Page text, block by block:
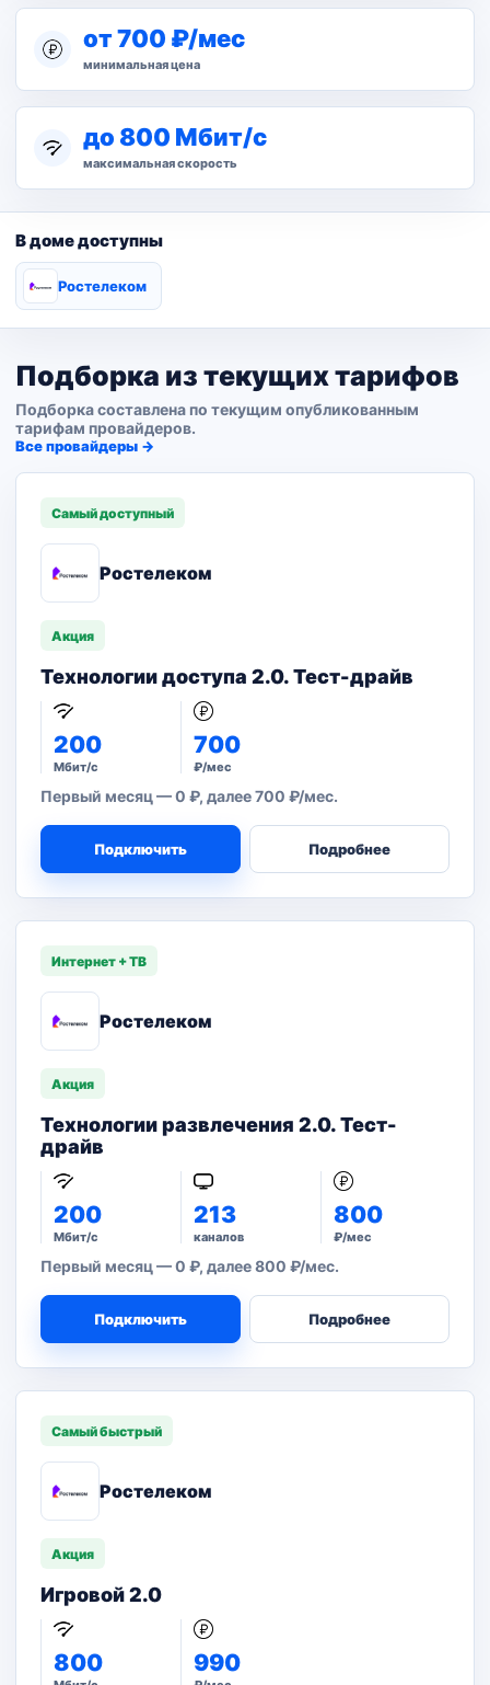
от 700 ₽/мес
минимальная цена
до 800 Мбит/с
максимальная скорость
В доме доступны
Ростелеком
Подборка из текущих тарифов
Подборка составлена по текущим опубликованным
тарифам провайдеров.
Все провайдеры →
Самый доступный
Ростелеком
Акция
Технологии доступа 2.0. Тест-драйв
200
Мбит/с
700
₽/мес
Первый месяц — 0 ₽, далее 700 ₽/мес.
Подключить Подробнее
Интернет + ТВ
Ростелеком
Акция
Технологии развлечения 2.0. Тест-
драйв
200
Мбит/с
213
каналов
800
₽/мес
Первый месяц — 0 ₽, далее 800 ₽/мес.
Подключить Подробнее
Самый быстрый
Ростелеком
Акция
Игровой 2.0
800 990